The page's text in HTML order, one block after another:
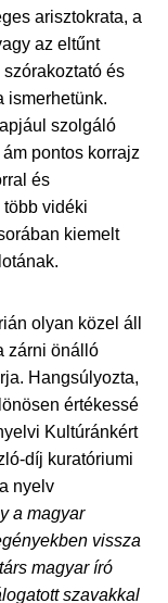
arisztokrata, a
az eltűnt
és
ismerhetünk.
szolgáló
pontos korrajz
és
vidéki
kiemelt
olyan közel áll
zárni önálló
Hangsúlyozta,
értékessé
Kultúránkért
díj kuratóriumi
nyelv
a magyar
vissza
magyar író
szavakkal